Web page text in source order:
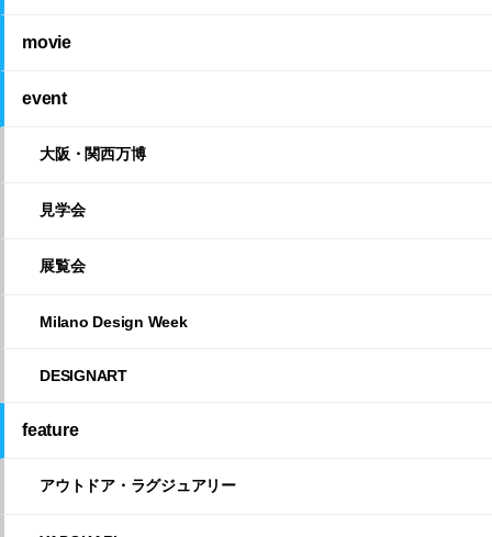
movie
event
大阪・関西万博
見学会
展覧会
Milano Design Week
DESIGNART
feature
アウトドア・ラグジュアリー